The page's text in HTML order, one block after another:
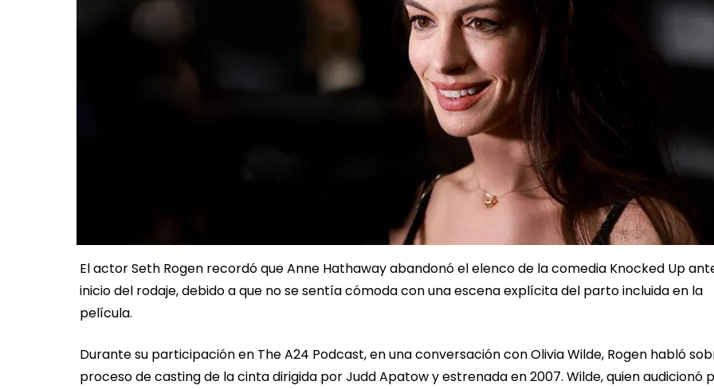
El actor Seth Rogen recordó que Anne Hathaway abandonó el elenco de la comedia Knocked Up
inicio del rodaje, debido a que no se sentía cómoda con una escena explícita del parto incluida en la
película.
Durante su participación en The A24 Podcast, en una conversación con Olivia Wilde, Rogen habló
proceso de casting de la cinta dirigida por Judd Apatow y estrenada en 2007. Wilde, quien audicionó